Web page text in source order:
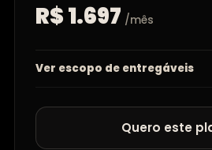
R$ 1.697 /mês
Ver escopo de entregáveis
Quero este